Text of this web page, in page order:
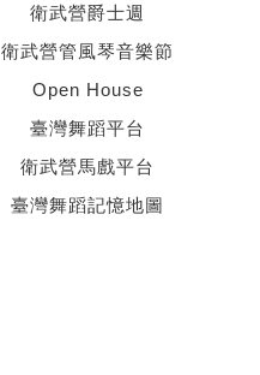
衛武營爵士週
衛武營管風琴音樂節
Open House
臺灣舞蹈平台
衛武營馬戲平台
臺灣舞蹈記憶地圖